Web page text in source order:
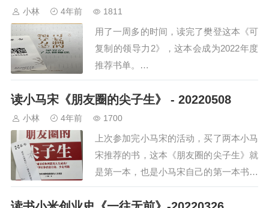
小林 4年前 1811
用了一周多的时间，读完了樊登这本《可
复制的领导力2》，这本会成为2022年度
推荐书单。…
读小马宋《朋友圈的尖子生》 - 20220508
小林 4年前 1700
上次参加完小马宋的活动，买了两本小马
宋推荐的书，这本《朋友圈的尖子生》就
是第一本，也是小马宋自己的第一本书…